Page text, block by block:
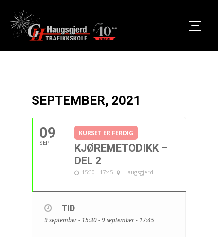
SEPTEMBER, 2021
09
SEP
KURSET ER FERDIG
KJØREMETODIKK –
DEL 2
15:30 - 17:45 Haugsgjerd
TID
9 september - 15:30 - 9 september - 17:45